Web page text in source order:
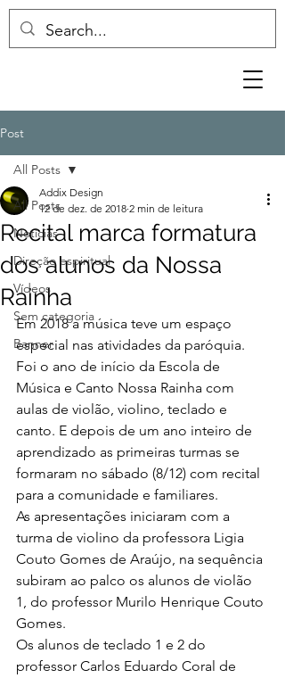
Post
All Posts
Notícias
Direção espiritual
Vídeos
Sem categoria
Banner
All Posts
Recital marca formatura
dos alunos da Nossa
Rainha
Addix Design
12 de dez. de 2018 2 min de leitura
Em 2018 a música teve um espaço
especial nas atividades da paróquia.
Foi o ano de início da Escola de
Música e Canto Nossa Rainha com
aulas de violão, violino, teclado e
canto. E depois de um ano inteiro de
aprendizado as primeiras turmas se
formaram no sábado (8/12) com recital
para a comunidade e familiares.
As apresentações iniciaram com a
turma de violino da professora Ligia
Couto Gomes de Araújo, na sequência
subiram ao palco os alunos de violão
1, do professor Murilo Henrique Couto
Gomes.
Os alunos de teclado 1 e 2 do
professor Carlos Eduardo Coral de